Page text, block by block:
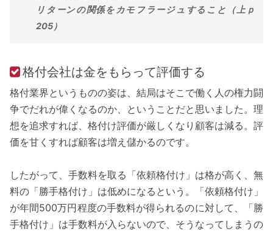
リターンの関係をカモフラージュすること（上ｐ
205）
格付会社は金をもらって評価する
格付業界というものの姿は、結局はそこで働く人の権力闘
争でだれが偉くなるのか、ということだと思いました。理
想を追求すれば、格付け評価が厳しくなり顧客は減る。評
価を甘くすれば顧客は増え儲かるのです。
したがって、手数料を取る「依頼格付け」は格が高く、無
料の「勝手格付け」は低めになるという。「依頼格付け」
が年間500万円程度の手数料が得られるのに対して、「勝
手格付け」は手数料が入らないので、そうなってしまうの